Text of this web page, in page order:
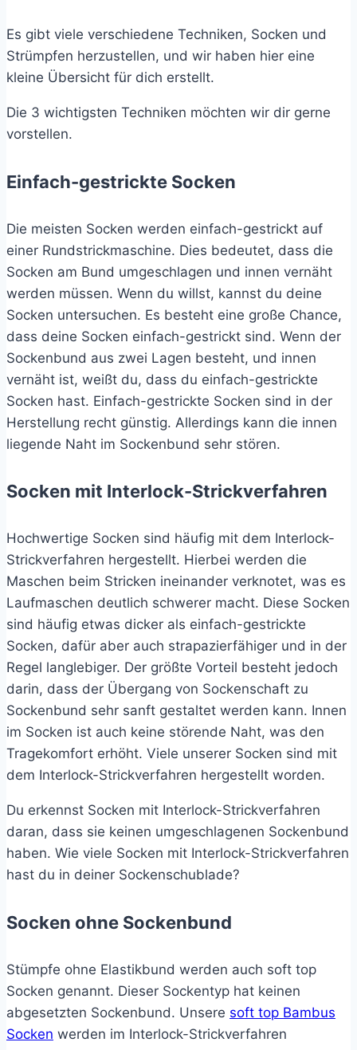
Es gibt viele verschiedene Techniken, Socken und
Strümpfen herzustellen, und wir haben hier eine
kleine Übersicht für dich erstellt.
Die 3 wichtigsten Techniken möchten wir dir gerne
vorstellen.
Einfach-gestrickte Socken
Die meisten Socken werden einfach-gestrickt auf
einer Rundstrickmaschine. Dies bedeutet, dass die
Socken am Bund umgeschlagen und innen vernäht
werden müssen. Wenn du willst, kannst du deine
Socken untersuchen. Es besteht eine große Chance,
dass deine Socken einfach-gestrickt sind. Wenn der
Sockenbund aus zwei Lagen besteht, und innen
vernäht ist, weißt du, dass du einfach-gestrickte
Socken hast. Einfach-gestrickte Socken sind in der
Herstellung recht günstig. Allerdings kann die innen
liegende Naht im Sockenbund sehr stören.
Socken mit Interlock-Strickverfahren
Hochwertige Socken sind häufig mit dem Interlock-
Strickverfahren hergestellt. Hierbei werden die
Maschen beim Stricken ineinander verknotet, was es
Laufmaschen deutlich schwerer macht. Diese Socken
sind häufig etwas dicker als einfach-gestrickte
Socken, dafür aber auch strapazierfähiger und in der
Regel langlebiger. Der größte Vorteil besteht jedoch
darin, dass der Übergang von Sockenschaft zu
Sockenbund sehr sanft gestaltet werden kann. Innen
im Socken ist auch keine störende Naht, was den
Tragekomfort erhöht. Viele unserer Socken sind mit
dem Interlock-Strickverfahren hergestellt worden.
Du erkennst Socken mit Interlock-Strickverfahren
daran, dass sie keinen umgeschlagenen Sockenbund
haben. Wie viele Socken mit Interlock-Strickverfahren
hast du in deiner Sockenschublade?
Socken ohne Sockenbund
Stümpfe ohne Elastikbund werden auch soft top
Socken genannt. Dieser Sockentyp hat keinen
abgesetzten Sockenbund. Unsere soft top Bambus
Socken werden im Interlock-Strickverfahren